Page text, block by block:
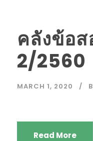
คลังข้อส
2/2560
MARCH 1, 2020
Read More